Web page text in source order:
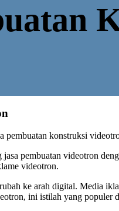
pembuatan konstruksi
pembuatan videotron
videotron.
ke arah digital. Media
ini istilah yang populer